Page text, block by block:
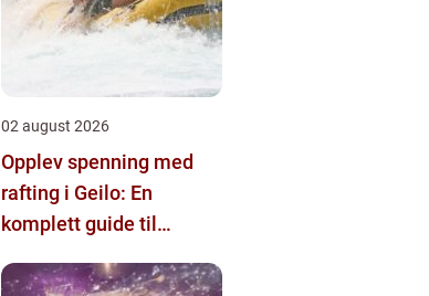
02 august 2026
Opplev spenning med
rafting i Geilo: En
komplett guide til